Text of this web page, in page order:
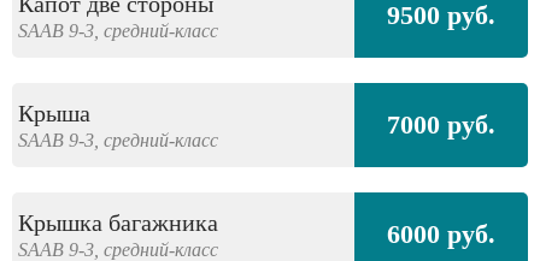
SAAB 9-3, средний-класс 9500 руб.
Крыша
SAAB 9-3, средний-класс 7000 руб.
Крышка багажника
SAAB 9-3, средний-класс 6000 руб.